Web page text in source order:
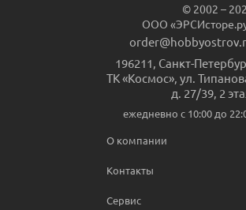
© 2002 –
ООО
196211 Санкт-
ТК «Космос», ул.
д. 27/39, 2
ежедневно c 10:00 до
О компании
Контакты
Сервис